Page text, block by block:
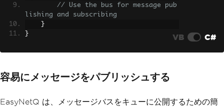
// Use the bus for message pub
lishing and subscribing
}
}
VB C#
容易にメッセージをパブリッシュする
EasyNetQ は、メッセージバスをキューに公開するための簡